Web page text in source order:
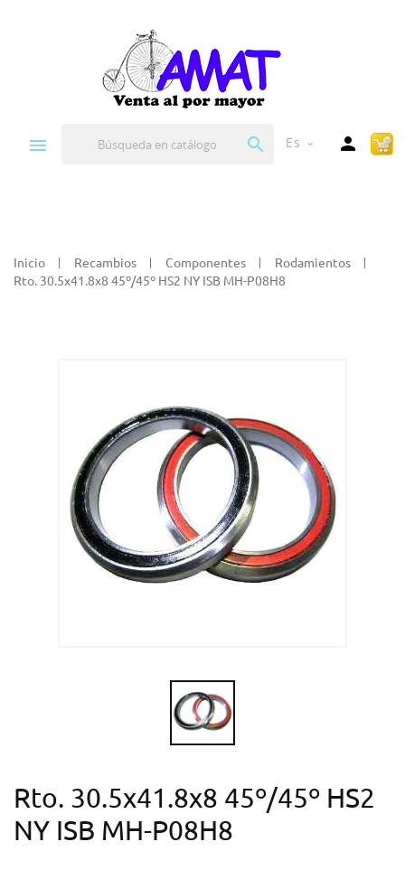
 Es expand_more 
Inicio Recambios Componentes
Rodamientos
Rto. 30.5x41.8x8 45º/45º HS2 NY ISB MH-P08H8
Rto. 30.5x41.8x8 45º/45º HS2
NY ISB MH-P08H8